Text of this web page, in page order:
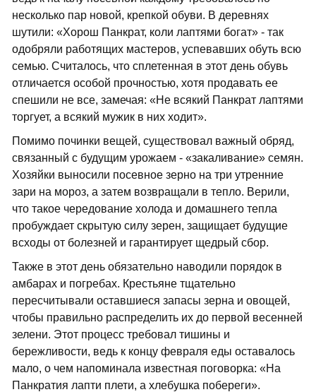
несколько пар новой, крепкой обуви. В деревнях
шутили: «Хорош Панкрат, коли лаптями богат» - так
одобряли работящих мастеров, успевавших обуть всю
семью. Считалось, что сплетенная в этот день обувь
отличается особой прочностью, хотя продавать ее
спешили не все, замечая: «Не всякий Панкрат лаптями
торгует, а всякий мужик в них ходит».
Помимо починки вещей, существовал важный обряд,
связанный с будущим урожаем - «закаливание» семян.
Хозяйки выносили посевное зерно на три утренние
зари на мороз, а затем возвращали в тепло. Верили,
что такое чередование холода и домашнего тепла
пробуждает скрытую силу зерен, защищает будущие
всходы от болезней и гарантирует щедрый сбор.
Также в этот день обязательно наводили порядок в
амбарах и погребах. Крестьяне тщательно
пересчитывали оставшиеся запасы зерна и овощей,
чтобы правильно распределить их до первой весенней
зелени. Этот процесс требовал тишины и
бережливости, ведь к концу февраля еды оставалось
мало, о чем напоминала известная поговорка: «На
Панкратия лапти плети, а хлебушка побереги».